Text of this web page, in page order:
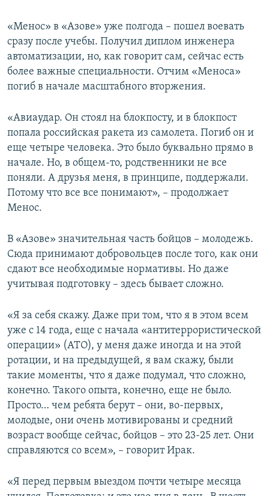
«Менос» в «Азове» уже полгода – пошел воевать
сразу после учебы. Получил диплом инженера
автоматизации, но, как говорит сам, сейчас есть
более важные специальности. Отчим «Меноса»
погиб в начале масштабного вторжения.
«Авиаудар. Он стоял на блокпосту, и в блокпост
попала российская ракета из самолета. Погиб он и
еще четыре человека. Это было буквально прямо в
начале. Но, в общем-то, родственники не все
поняли. А друзья меня, в принципе, поддержали.
Потому что все все понимают», – продолжает
Менос.
В «Азове» значительная часть бойцов – молодежь.
Сюда принимают добровольцев после того, как они
сдают все необходимые нормативы. Но даже
учитывая подготовку – здесь бывает сложно.
«Я за себя скажу. Даже при том, что я в этом всем
уже с 14 года, еще с начала «антитеррористической
операции» (АТО), у меня даже иногда и на этой
ротации, и на предыдущей, я вам скажу, были
такие моменты, что я даже подумал, что сложно,
конечно. Такого опыта, конечно, еще не было.
Просто… чем ребята берут – они, во-первых,
молодые, они очень мотивированы и средний
возраст вообще сейчас, бойцов – это 23-25 лет. Они
справляются со всем», – говорит Ирак.
«Я перед первым выездом почти четыре месяца